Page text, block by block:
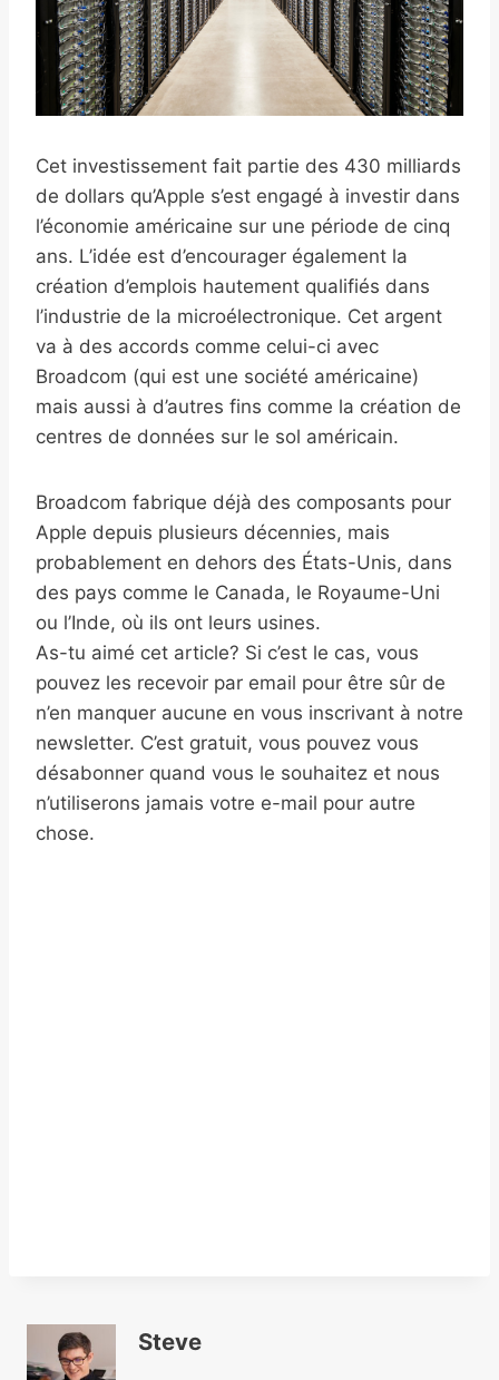
Cet investissement fait partie des 430 milliards
de dollars qu’Apple s’est engagé à investir dans
l’économie américaine sur une période de cinq
ans. L’idée est d’encourager également la
création d’emplois hautement qualifiés dans
l’industrie de la microélectronique. Cet argent
va à des accords comme celui-ci avec
Broadcom (qui est une société américaine)
mais aussi à d’autres fins comme la création de
centres de données sur le sol américain.
Broadcom fabrique déjà des composants pour
Apple depuis plusieurs décennies, mais
probablement en dehors des États-Unis, dans
des pays comme le Canada, le Royaume-Uni
ou l’Inde, où ils ont leurs usines.
As-tu aimé cet article? Si c’est le cas, vous
pouvez les recevoir par email pour être sûr de
n’en manquer aucune en vous inscrivant à notre
newsletter. C’est gratuit, vous pouvez vous
désabonner quand vous le souhaitez et nous
n’utiliserons jamais votre e-mail pour autre
chose.
Steve